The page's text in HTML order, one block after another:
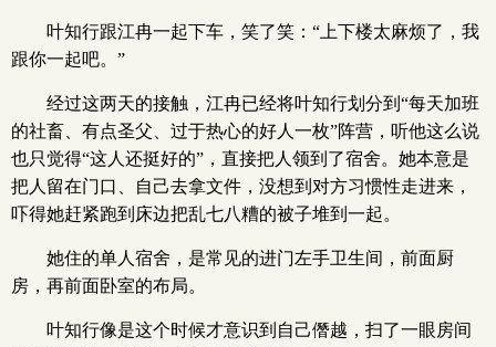
叶知行跟江冉一起下车，笑了笑：“上下楼太麻烦了，我
跟你一起吧。”
经过这两天的接触，江冉已经将叶知行划分到“每天加班
的社畜、有点圣父、过于热心的好人一枚”阵营，听他这么说
也只觉得“这人还挺好的”，直接把人领到了宿舍。她本意是
把人留在门口、自己去拿文件，没想到对方习惯性走进来，
吓得她赶紧跑到床边把乱七八糟的被子堆到一起。
她住的单人宿舍，是常见的进门左手卫生间，前面厨
房，再前面卧室的布局。
叶知行像是这个时候才意识到自己僭越，扫了一眼房间